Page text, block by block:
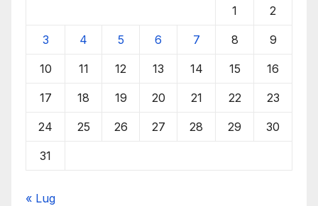
1 2
3 4 5 6 7 8 9
10 11 12 13 14 15 16
17 18 19 20 21 22 23
24 25 26 27 28 29 30
31
« Lug